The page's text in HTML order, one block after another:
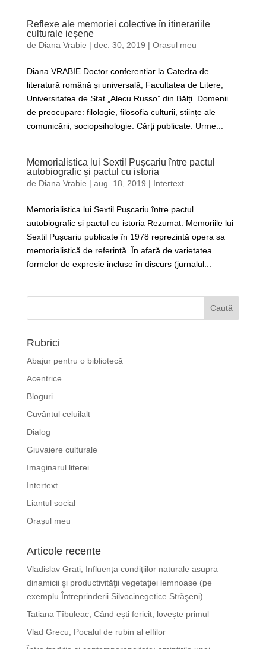
Reflexe ale memoriei colective în itinerariile
culturale ieșene
de Diana Vrabie | dec. 30, 2019 | Orașul meu
Diana VRABIE Doctor conferențiar la Catedra de
literatură română și universală, Facultatea de Litere,
Universitatea de Stat „Alecu Russo” din Bălți. Domenii
de preocupare: filologie, filosofia culturii, științe ale
comunicării, sociopsihologie. Cărți publicate: Urme...
Memorialistica lui Sextil Pușcariu între pactul
autobiografic și pactul cu istoria
de Diana Vrabie | aug. 18, 2019 | Intertext
Memorialistica lui Sextil Pușcariu între pactul
autobiografic și pactul cu istoria Rezumat. Memoriile lui
Sextil Pușcariu publicate în 1978 reprezintă opera sa
memorialistică de referință. În afară de varietatea
formelor de expresie incluse în discurs (jurnalul...
Rubrici
Abajur pentru o bibliotecă
Acentrice
Bloguri
Cuvântul celuilalt
Dialog
Giuvaiere culturale
Imaginarul literei
Intertext
Liantul social
Orașul meu
Articole recente
Vladislav Grati, Influenţa condiţiilor naturale asupra
dinamicii şi productivităţii vegetaţiei lemnoase (pe
exemplu Întreprinderii Silvocinegetice Străşeni)
Tatiana Țîbuleac, Când ești fericit, lovește primul
Vlad Grecu, Pocalul de rubin al elfilor